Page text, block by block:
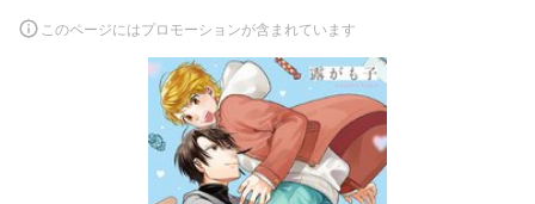
このページにはプロモーションが含まれています